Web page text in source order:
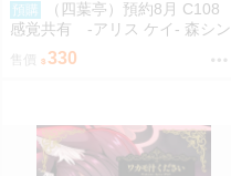
預購
（四葉亭）預約8月 C108
感覚共有 -アリス ケイ- 森シン
リスク
售價 330